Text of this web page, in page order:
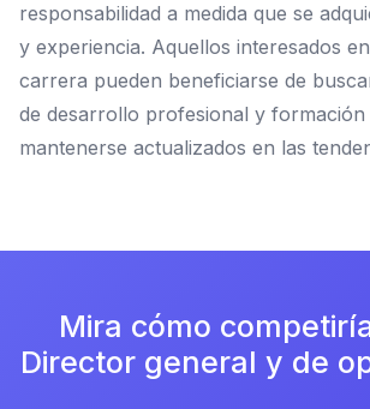
responsabilidad a medida que se
y experiencia. Aquellos interesados
carrera pueden beneficiarse de
de desarrollo profesional y
mantenerse actualizados en las
Mira cómo
Director general y de